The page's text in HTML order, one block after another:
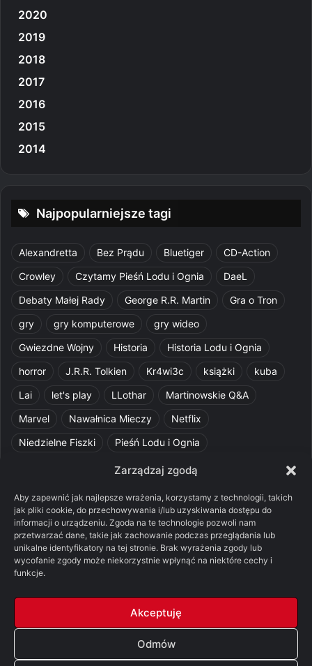
Zarządzaj zgodą
Aby zapewnić jak najlepsze wrażenia, korzystamy z technologii, takich
jak pliki cookie, do przechowywania i/lub uzyskiwania dostępu do
informacji o urządzeniu. Zgoda na te technologie pozwoli nam
przetwarzać dane, takie jak zachowanie podczas przeglądania lub
unikalne identyfikatory na tej stronie. Brak wyrażenia zgody lub
wycofanie zgody może niekorzystnie wpłynąć na niektóre cechy i
funkcje.
Akceptuję
Odmów
2020
2019
2018
2017
2016
2015
2014
Najpopularniejsze tagi
Alexandretta Bez Prądu Bluetiger
CD-Action
Crowley
Czytamy Pieśń Lodu i Ognia
DaeL
Debaty Małej Rady
George R.R. Martin
Gra o Tron
gry
gry komputerowe
gry wideo
Gwiezdne Wojny
Historia
Historia Lodu i Ognia
horror
J.R.R. Tolkien Kr4wi3c książki
kuba
Lai
let's play LLothar
Martinowskie Q&A
Marvel
Nawałnica Mieczy
Netflix
Niedzielne Fiszki
Pieśń Lodu i Ognia
Pquelim
Pytania do maesterów
recenzja książki
Ród Smoka Silmarillion
SithFrog
Starcie Królów
Star Wars
Szalone Teorie
Tolkienowskie Q&A
Voo
Wieści z Cytadeli
© Copyright 2026, All Rights Reserved | FSGK.PL